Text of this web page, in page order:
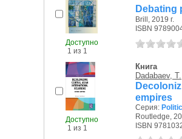
Доступно
1 из 1
Debating
Brill, 2019 г.
ISBN
Доступно
1 из 1
Книга
Dadabaev, T.
empires
Серия:
Routledge,
ISBN